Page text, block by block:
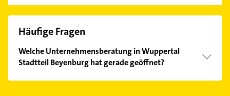
Häufige Fragen
Welche Unternehmensberatung in Wuppertal
Stadtteil Beyenburg hat gerade geöffnet?
Im Anbieter-Bereich finden Sie alleÖffnungszeiten.